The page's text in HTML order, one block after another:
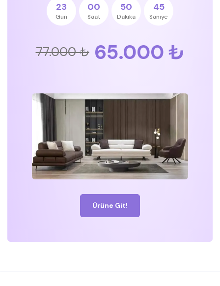
23
Gün
00
Saat
50
Dakika
44
Saniye
77.000 ₺ 65.000 ₺
Ürüne Git!